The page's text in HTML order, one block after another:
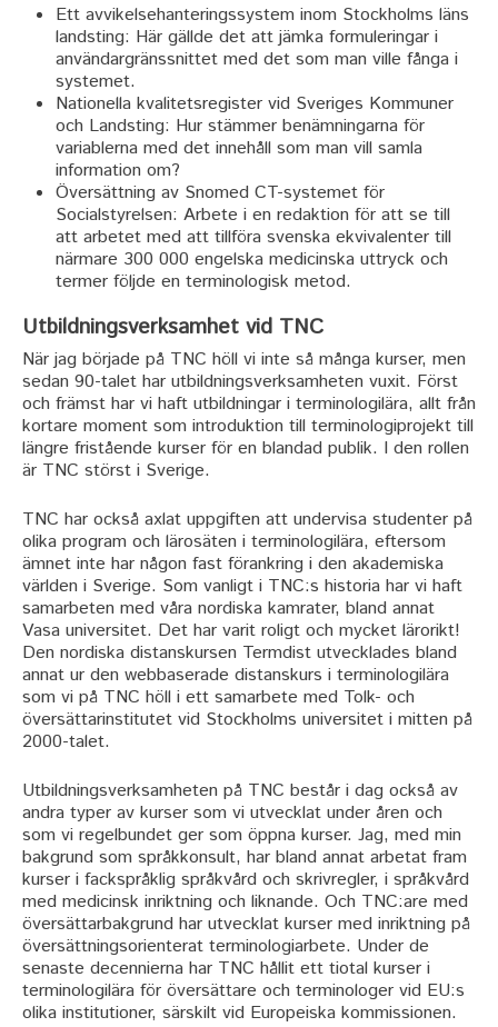
Ett avvikelsehanteringssystem inom Stockholms läns
landsting: Här gällde det att jämka formuleringar i
användargränssnittet med det som man ville fånga i
systemet.
Nationella kvalitetsregister vid Sveriges Kommuner
och Landsting: Hur stämmer benämningarna för
variablerna med det innehåll som man vill samla
information om?
Översättning av Snomed CT-systemet för
Socialstyrelsen: Arbete i en redaktion för att se till
att arbetet med att tillföra svenska ekvivalenter till
närmare 300 000 engelska medicinska uttryck och
termer följde en terminologisk metod.
Utbildningsverksamhet vid TNC
När jag började på TNC höll vi inte så många kurser, men
sedan 90-talet har utbildningsverksamheten vuxit. Först
och främst har vi haft utbildningar i terminologilära, allt från
kortare moment som introduktion till terminologiprojekt till
längre fristående kurser för en blandad publik. I den rollen
är TNC störst i Sverige.
TNC har också axlat uppgiften att undervisa studenter på
olika program och lärosäten i terminologilära, eftersom
ämnet inte har någon fast förankring i den akademiska
världen i Sverige. Som vanligt i TNC:s historia har vi haft
samarbeten med våra nordiska kamrater, bland annat
Vasa universitet. Det har varit roligt och mycket lärorikt!
Den nordiska distanskursen Termdist utvecklades bland
annat ur den webbaserade distanskurs i terminologilära
som vi på TNC höll i ett samarbete med Tolk- och
översättarinstitutet vid Stockholms universitet i mitten på
2000-talet.
Utbildningsverksamheten på TNC består i dag också av
andra typer av kurser som vi utvecklat under åren och
som vi regelbundet ger som öppna kurser. Jag, med min
bakgrund som språkkonsult, har bland annat arbetat fram
kurser i fackspråklig språkvård och skrivregler, i språkvård
med medicinsk inriktning och liknande. Och TNC:are med
översättarbakgrund har utvecklat kurser med inriktning på
översättningsorienterat terminologiarbete. Under de
senaste decennierna har TNC hållit ett tiotal kurser i
terminologilära för översättare och terminologer vid EU:s
olika institutioner, särskilt vid Europeiska kommissionen.